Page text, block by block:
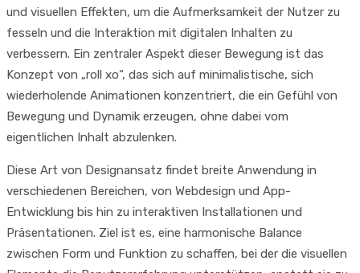
und visuellen Effekten, um die Aufmerksamkeit der Nutzer zu
fesseln und die Interaktion mit digitalen Inhalten zu
verbessern. Ein zentraler Aspekt dieser Bewegung ist das
Konzept von „roll xo“, das sich auf minimalistische, sich
wiederholende Animationen konzentriert, die ein Gefühl von
Bewegung und Dynamik erzeugen, ohne dabei vom
eigentlichen Inhalt abzulenken.
Diese Art von Designansatz findet breite Anwendung in
verschiedenen Bereichen, von Webdesign und App-
Entwicklung bis hin zu interaktiven Installationen und
Präsentationen. Ziel ist es, eine harmonische Balance
zwischen Form und Funktion zu schaffen, bei der die visuellen